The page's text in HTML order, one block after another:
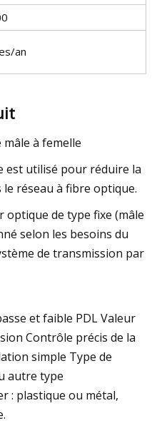
an
à femelle
est utilisé pour réduire la
réseau à fibre optique.
de type fixe (mâle
selon les besoins du
de transmission par
et faible PDL Valeur
Contrôle précis de la
simple Type de
autre type
: plastique ou métal,